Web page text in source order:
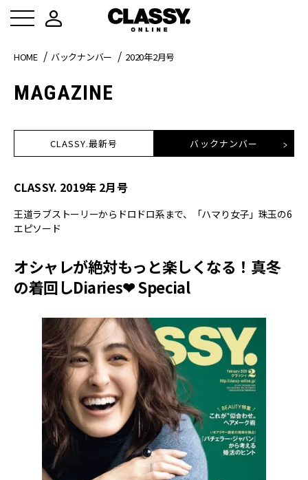
HOME バックナンバー 2020年2月号
MAGAZINE
CLASSY.最新号 バックナンバー
CLASSY. 2019年 2月号
王道ラブストーリーからドロドロ系まで、「ハマり女子」珠玉の6
エピソード
オシャレが絶対もっと楽しくなる！真冬
の着回しDiaries❤︎ Special